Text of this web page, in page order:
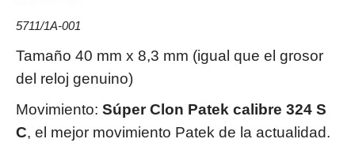
5711/1A-001
Tamaño 40 mm x 8,3 mm (igual que el grosor
del reloj genuino)
Movimiento: Súper Clon Patek calibre 324 S
C, el mejor movimiento Patek de la actualidad.